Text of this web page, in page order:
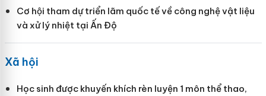
Cơ hội tham dự triển lãm quốc tế về công nghệ vật liệu
và xử lý nhiệt tại Ấn Độ
Xã hội
Học sinh được khuyến khích rèn luyện 1 môn thể thao,